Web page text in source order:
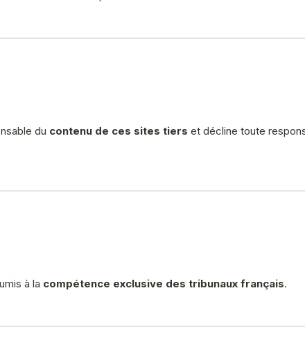
du contenu de ces sites tiers et décline toute
à la compétence exclusive des tribunaux français.